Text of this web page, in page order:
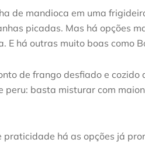
de mandioca em uma
picadas. Mas há opções
há outras muito boas como
de frango desfiado e cozido
basta misturar com
há as opções já